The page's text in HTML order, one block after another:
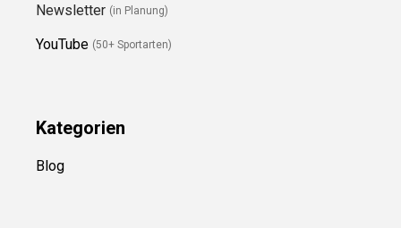
Newsletter (in Planung)
YouTube (50+ Sportarten)
Kategorien
Blog